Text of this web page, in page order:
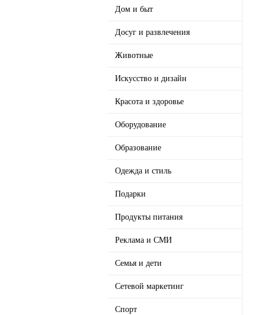
Дом и быт
Досуг и развлечения
Животные
Искусство и дизайн
Красота и здоровье
Оборудование
Образование
Одежда и стиль
Подарки
Продукты питания
Реклама и СМИ
Семья и дети
Сетевой маркетинг
Спорт